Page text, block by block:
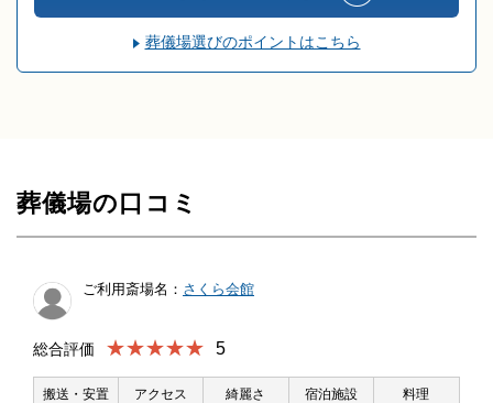
葬儀場選びのポイントはこちら
葬儀場の口コミ
ご利用斎場名： さくら会館
総合評価 ★★★★★ 5
搬送・安置 アクセス 綺麗さ 宿泊施設 料理